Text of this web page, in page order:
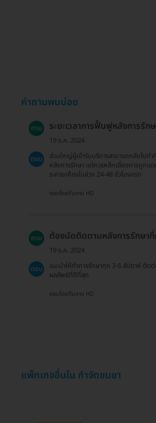
คำถามพบบ่อย
ถาม ระยะเวลาการฟื้นฟูหลังการรัก
19 ธ.ค. 2024
ตอบ
ส่วนใหญ่ผู้เข้ารับบริการสามารถกลับไปท
หลังการรักษา แต่ควรหลีกเลี่ยงการถูกแ
ระคายเคืองในช่วง 24-48 ชั่วโมงแรก
ตอบโดยทีมงาน HD
ถาม ต้องนัดติดตามหลังการรักษากี่
19 ธ.ค. 2024
ตอบ
แนะนำให้ทำการรักษาทุก 3-6 สัปดาห์ ติด
ผลลัพธ์ที่ดีที่สุด
ตอบโดยทีมงาน HD
แพ็กเกจอื่นใน กำจัดขนขา